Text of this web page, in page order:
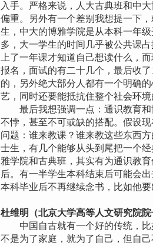
入手。严格来说，人大古典班和中
偏重。另外有一个差别我想提一下
生，中大的博雅学院是从本科一年
多，大一学生的时间几乎被公共课
上了一年课才知道自己想读什么，
报名，面试的有二十几个，最后收
的，另外绝大部分人都有一个明确
艺，同时还要能抵抗住整个社会环
最后我想强调一点：通识教育和
不悖，甚至不可或缺的搭配。假设
问题：谁来教课？谁来教这些东西
士生，有几个能够从头到尾把一个
雅学院和古典班，其实有为通识教
后。有一半学生本科结束后可能会
本科毕业后不再继续念书，比如他
杜维明（北京大学高等人文研究院院
中国自古就有一个好的传统，比
不是为了家庭，就为了自己，但自